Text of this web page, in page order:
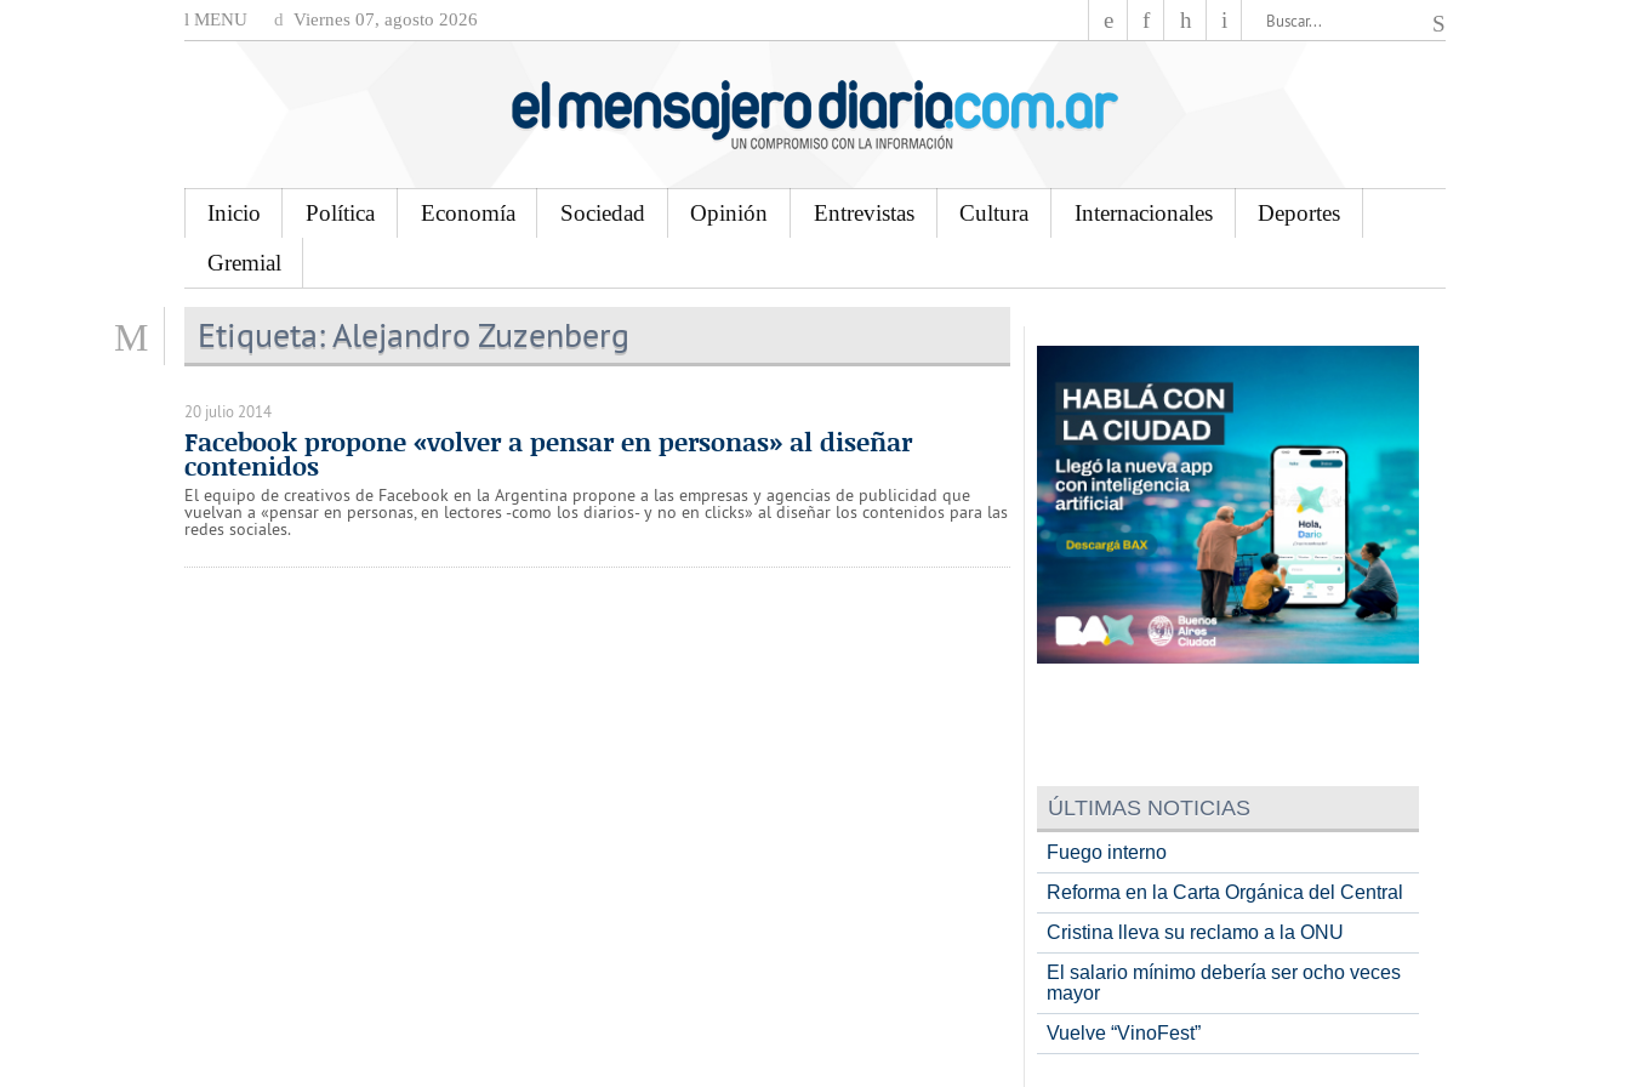
MENU Viernes 07, agosto 2026
Inicio Política Economía Sociedad Opinión Entrevistas Cultura Internacionales
Deportes
Gremial
Etiqueta:Alejandro Zuzenberg
20 julio 2014
Facebook propone «volver a pensar en personas» al diseñar
contenidos
El equipo de creativos de Facebook en la Argentina propone a las empresas y agencias de publicidad que
vuelvan a «pensar en personas, en lectores -como los diarios- y no en clicks» al diseñar los contenidos para las
redes sociales.
ÚLTIMAS NOTICIAS
Fuego interno
Reforma en la Carta Orgánica del Central
Cristina lleva su reclamo a la ONU
El salario mínimo debería ser ocho veces
mayor
Vuelve “VinoFest”